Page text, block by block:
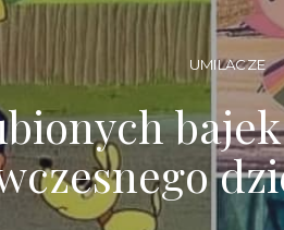
UMILACZE